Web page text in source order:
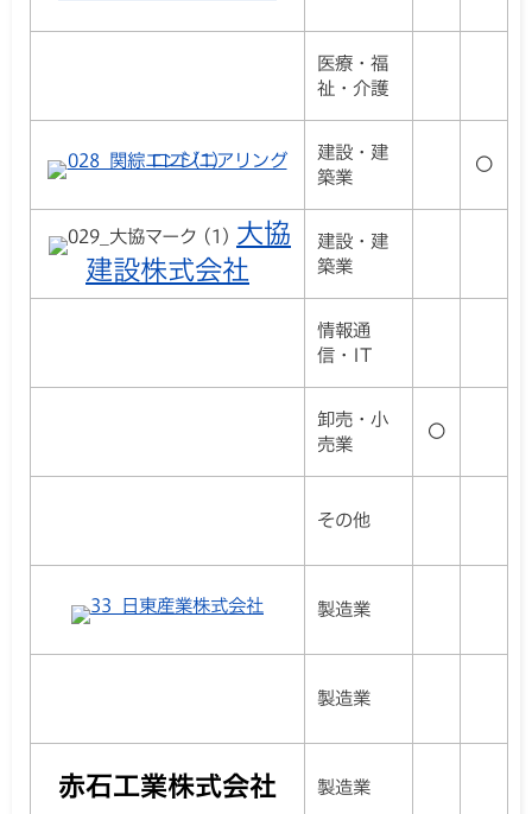
医療・福
祉・介護
建設・建
築業
〇
大協
建設株式会社
建設・建
築業
情報通
信・IT
卸売・小
売業
〇
その他
製造業
製造業
赤石工業株式会社 製造業